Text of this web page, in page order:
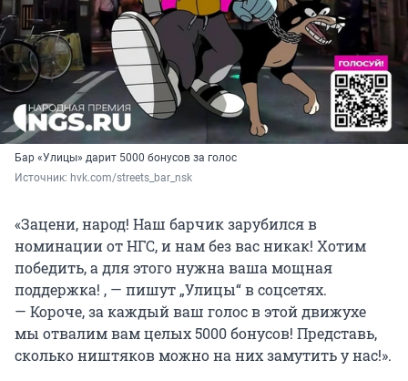
Бар «Улицы» дарит 5000 бонусов за голос
Источник: hvk.com/streets_bar_nsk
«Зацени, народ! Наш барчик зарубился в
номинации от НГС, и нам без вас никак! Хотим
победить, а для этого нужна ваша мощная
поддержка! , — пишут „Улицы“ в соцсетях.
— Короче, за каждый ваш голос в этой движухе
мы отвалим вам целых 5000 бонусов! Представь,
сколько ништяков можно на них замутить у нас!».